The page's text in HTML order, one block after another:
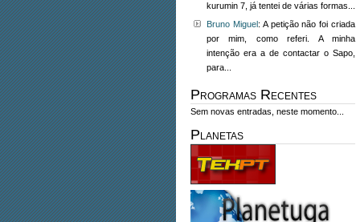
kurumin 7, já tentei de várias formas...
Bruno Miguel: A petição não foi criada
por mim, como referi. A minha
intenção era a de contactar o Sapo,
para...
Programas Recentes
Sem novas entradas, neste momento...
Planetas